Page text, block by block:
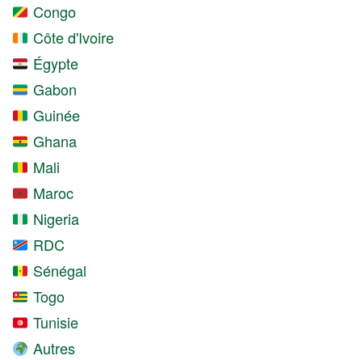
Congo
Côte d'Ivoire
Égypte
Gabon
Guinée
Ghana
Mali
Maroc
Nigeria
RDC
Sénégal
Togo
Tunisie
Autres